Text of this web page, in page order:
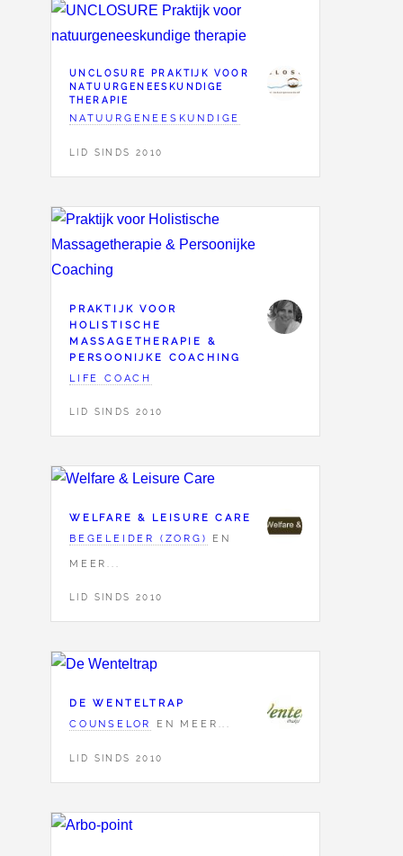
UNCLOSURE PRAKTIJK VOOR
NATUURGENEESKUNDIGE
THERAPIE
NATUURGENEESKUNDIGE
LID SINDS 2010
PRAKTIJK VOOR
HOLISTISCHE
MASSAGETHERAPIE &
PERSOONIJKE COACHING
LIFE COACH
LID SINDS 2010
WELFARE & LEISURE CARE
BEGELEIDER (ZORG)
EN
MEER...
LID SINDS 2010
DE WENTELTRAP
COUNSELOR
EN MEER...
LID SINDS 2010